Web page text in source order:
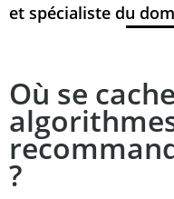
et spécialiste du
Où se
?